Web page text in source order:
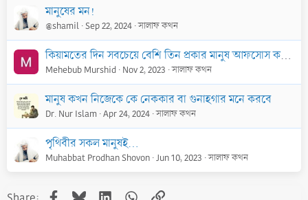
মানুষের মন!
@shamil Sep 22, 2024 সালাফ কথন
কিয়ামতের দিন সবচেয়ে বেশি তিন প্রকার মানুষ আফসোস করবে
Mehebub Murshid Nov 2, 2023 সালাফ কথন
মানুষ কখন নিজেকে কে নেককার বা গুনাহগার মনে করবে
Dr. Nur Islam Apr 24, 2024 সালাফ কথন
পৃথিবীর সকল মানুষই...
Muhabbat Prodhan Shovon Jun 10, 2023 সালাফ কথন
Facebook
BlueskyLinkedInWhatsApp
Link